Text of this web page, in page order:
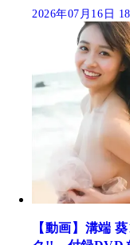
2026年07月16日
【動画】溝端